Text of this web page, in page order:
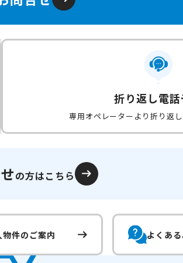
折り返し電
専用オペレーターより折り返
の方はこちら
物件のご案内 よくあ